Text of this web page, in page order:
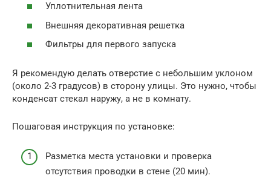
Уплотнительная лента
Внешняя декоративная решетка
Фильтры для первого запуска
Я рекомендую делать отверстие с небольшим уклоном
(около 2-3 градусов) в сторону улицы. Это нужно, чтобы
конденсат стекал наружу, а не в комнату.
Пошаговая инструкция по установке:
Разметка места установки и проверка
отсутствия проводки в стене (20 мин).